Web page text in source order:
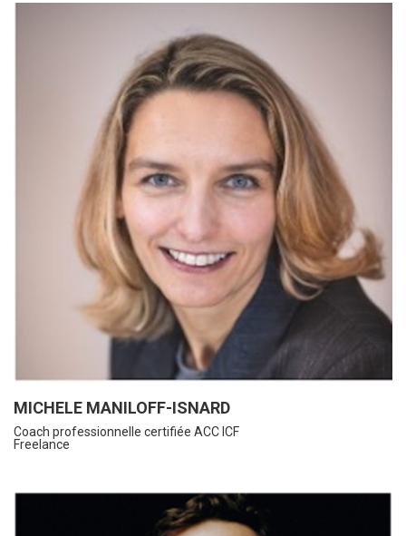
MICHELE MANILOFF-ISNARD
Coach professionnelle certifiée ACC ICF
Freelance